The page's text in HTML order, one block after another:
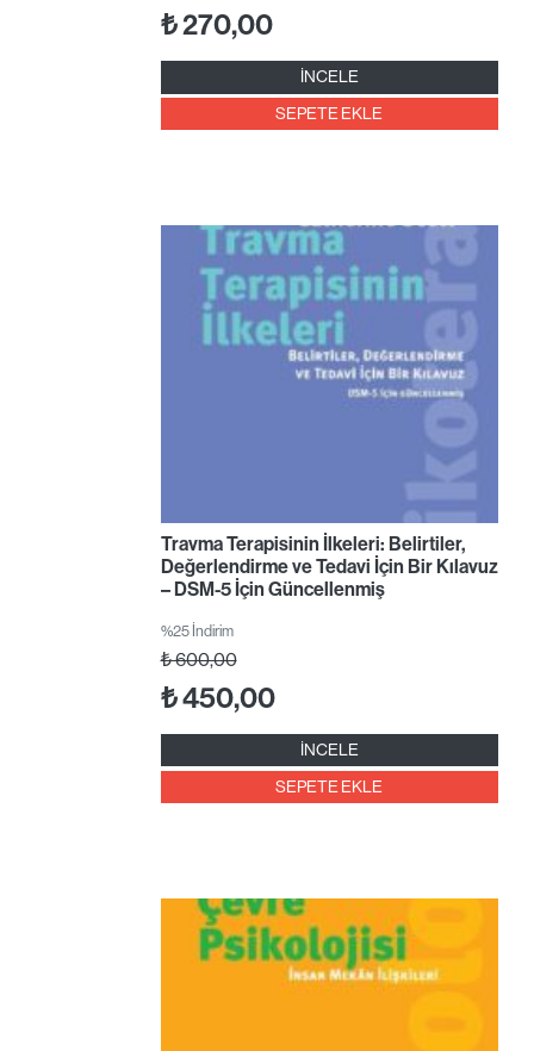
₺270,00
İNCELE
SEPETE EKLE
Travma Terapisinin İlkeleri: Belirtiler,
Değerlendirme ve Tedavi İçin Bir Kılavuz
– DSM-5 İçin Güncellenmiş
%25 İndirim
₺600,00
₺450,00
İNCELE
SEPETE EKLE